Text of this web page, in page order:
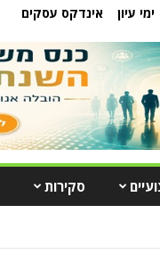
ימי עיון אינדקס עסקים
סקירות